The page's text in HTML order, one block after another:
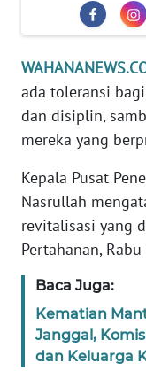
ada toleransi
dan disiplin,
mereka yang
Kepala Pusat
Nasrullah
revitalisasi yang
Pertahanan,
Baca Juga:
Kematian
Janggal,
dan Keluarga
EDITORIAL
Informasi
INDEKS
KONTAK
KAMI
INFO
TENTANG
KAMI